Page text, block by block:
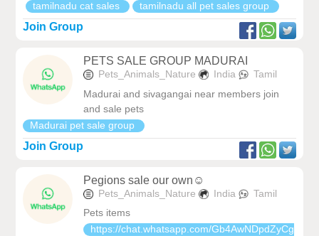
tamilnadu cat sales tamilnadu all pet sales group
Join Group
PETS SALE GROUP MADURAI
Pets_Animals_Nature India
Tamil
Madurai and sivagangai near members join
and sale pets
Madurai pet sale group
Join Group
Pegions sale our own☺️
Pets_Animals_Nature India
Tamil
Pets items
https://chat.whatsapp.com/Gb4AwNDpdZyCg